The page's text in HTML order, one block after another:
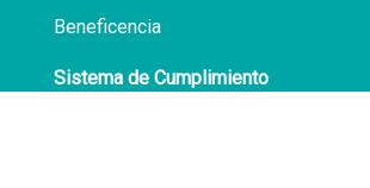
Beneficencia
Sistema de Cumplimiento